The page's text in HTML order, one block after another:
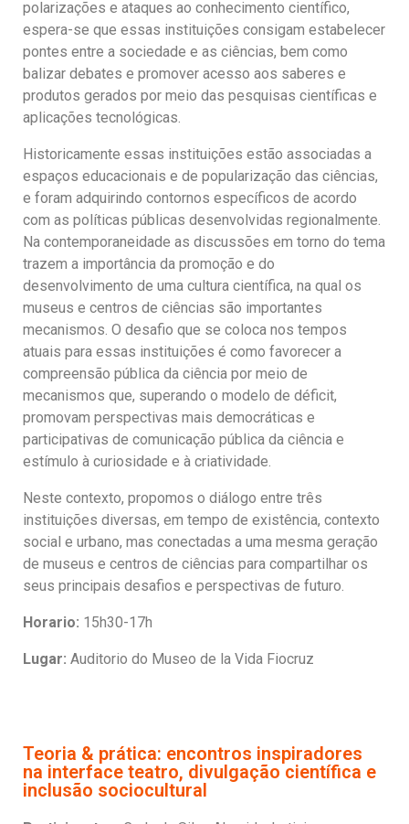
polarizações e ataques ao conhecimento científico,
espera-se que essas instituições consigam estabelecer
pontes entre a sociedade e as ciências, bem como
balizar debates e promover acesso aos saberes e
produtos gerados por meio das pesquisas científicas e
aplicações tecnológicas.
Historicamente essas instituições estão associadas a
espaços educacionais e de popularização das ciências,
e foram adquirindo contornos específicos de acordo
com as políticas públicas desenvolvidas regionalmente.
Na contemporaneidade as discussões em torno do tema
trazem a importância da promoção e do
desenvolvimento de uma cultura científica, na qual os
museus e centros de ciências são importantes
mecanismos. O desafio que se coloca nos tempos
atuais para essas instituições é como favorecer a
compreensão pública da ciência por meio de
mecanismos que, superando o modelo de déficit,
promovam perspectivas mais democráticas e
participativas de comunicação pública da ciência e
estímulo à curiosidade e à criatividade.
Neste contexto, propomos o diálogo entre três
instituições diversas, em tempo de existência, contexto
social e urbano, mas conectadas a uma mesma geração
de museus e centros de ciências para compartilhar os
seus principais desafios e perspectivas de futuro.
Horario: 15h30-17h
Lugar: Auditorio do Museo de la Vida Fiocruz
Teoria & prática: encontros inspiradores
na interface teatro, divulgação científica e
inclusão sociocultural